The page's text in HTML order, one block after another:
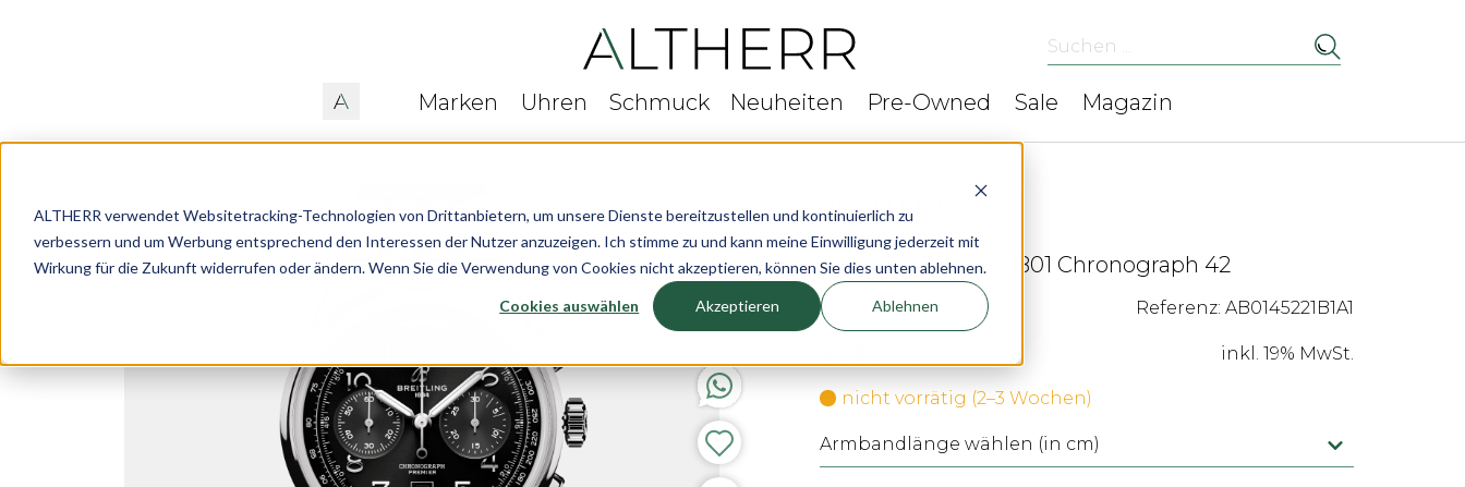
ALTHERR verwendet Websitetracking-Technologien von Drittanbietern, um unsere Dienste bereitzustellen und kontinuierlich zu
verbessern und um Werbung entsprechend den Interessen der Nutzer anzuzeigen. Ich stimme zu und kann meine Einwilligung jederzeit mit
Wirkung für die Zukunft widerrufen oder ändern. Wenn Sie die Verwendung von Cookies nicht akzeptieren, können Sie dies unten ablehnen.
Cookies auswählen Akzeptieren Ablehnen
Suchen ...
Marken Uhren Schmuck Neuheiten Pre-Owned Sale Magazin
Breitling Premier B01 Chronograph 42
Ø 42 mm Referenz: AB0145221B1A1
inkl. 19% MwSt.
nicht vorrätig (2–3 Wochen)
Armbandlänge wählen (in cm)